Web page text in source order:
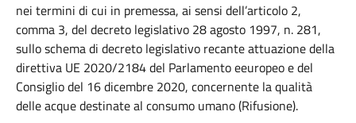
nei termini di cui in premessa, ai sensi dell’articolo 2,
comma 3, del decreto legislativo 28 agosto 1997, n. 281,
sullo schema di decreto legislativo recante attuazione della
direttiva UE 2020/2184 del Parlamentoeeuropeo e del
Consiglio del 16 dicembre 2020, concernente la qualità
delle acque destinate al consumo umano (Rifusione).